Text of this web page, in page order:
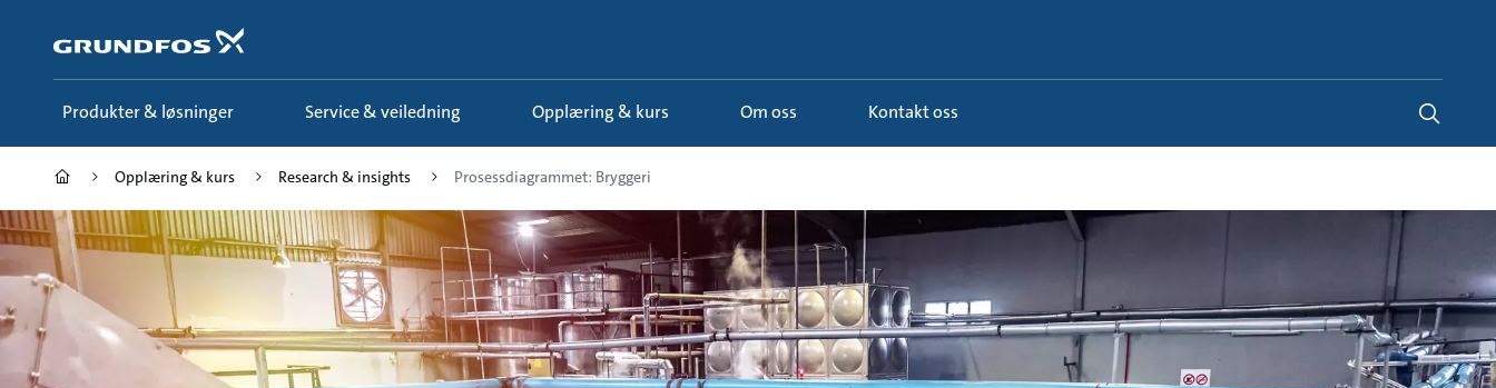
hovedinnhold
Produkter & løsninger Service & veiledning Opplæring & kurs Om oss Kontakt oss
Opplæring & kurs Research & insights Prosessdiagrammet: Bryggeri